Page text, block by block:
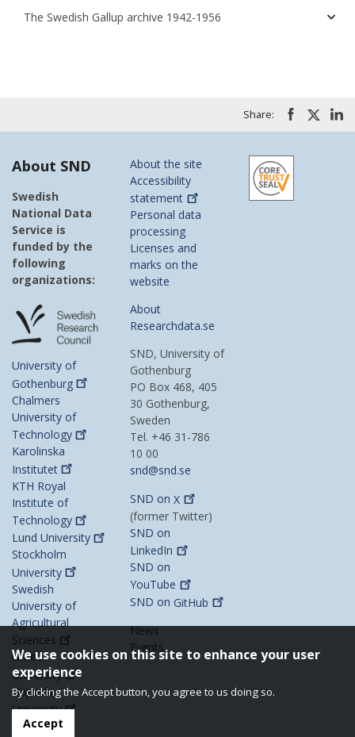
The Swedish Gallup archive 1942-1956
Share:
About SND
Swedish
National Data
Service is
funded by the
following
organizations:
University of
Gothenburg
Chalmers
University of
Technology
Karolinska
Institutet
KTH Royal
Institute of
Technology
Lund University
Stockholm
University
Swedish
University of
Agricultural
Sciences
Umeå
University
Uppsala
University
About the site
Accessibility
statement
Personal data
processing
Licenses and
marks on the
website
About
Researchdata.se
SND, University of
Gothenburg
PO Box 468, 405
30 Gothenburg,
Sweden
Tel. +46 31-786
10 00
snd@snd.se
SND onX
(former Twitter)
SND on
LinkedIn
SND on
YouTube
SND on GitHub
News
Events
We use cookies on this site to enhance your user
experience
By clicking the Accept button, you agree to us doing so.
Accept